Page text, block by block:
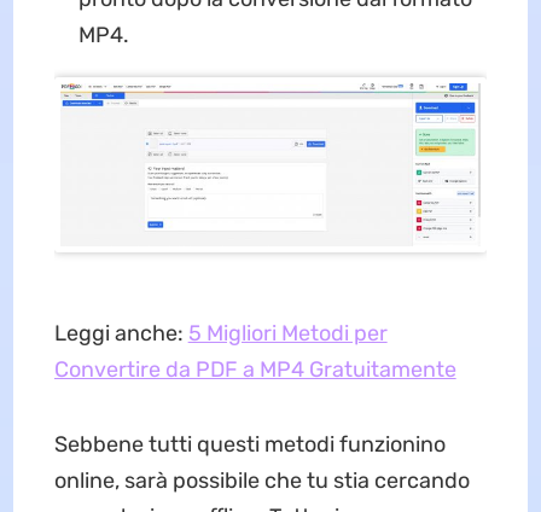
MP4.
Leggi anche: 5 Migliori Metodi per
Convertire da PDF a MP4 Gratuitamente
Sebbene tutti questi metodi funzionino
online, sarà possibile che tu stia cercando